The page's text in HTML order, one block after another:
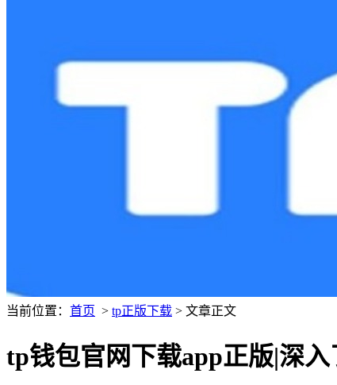
当前位置： 首页 > tp正版下载 > 文章正文
tp钱包官网下载app正版|深